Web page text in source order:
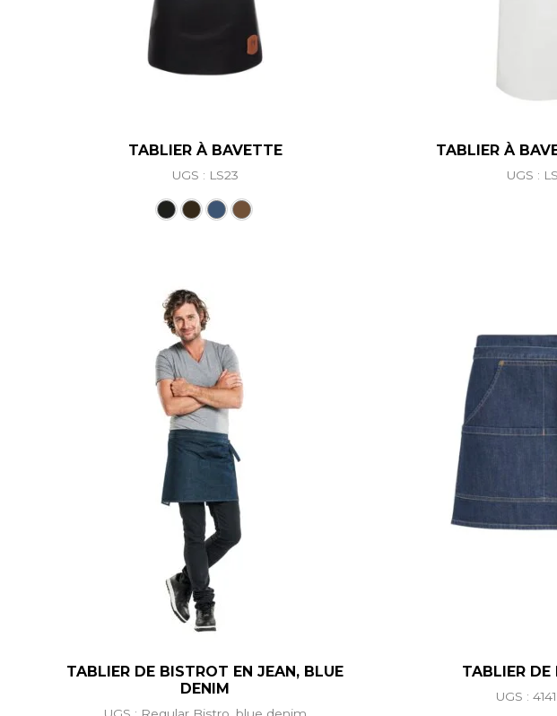
TABLIER À BAVETTE
UGS : LS23
TABLIER À
UGS :
TABLIER DE BISTROT EN JEAN, BLUE
DENIM
TABLIER DE
UGS :